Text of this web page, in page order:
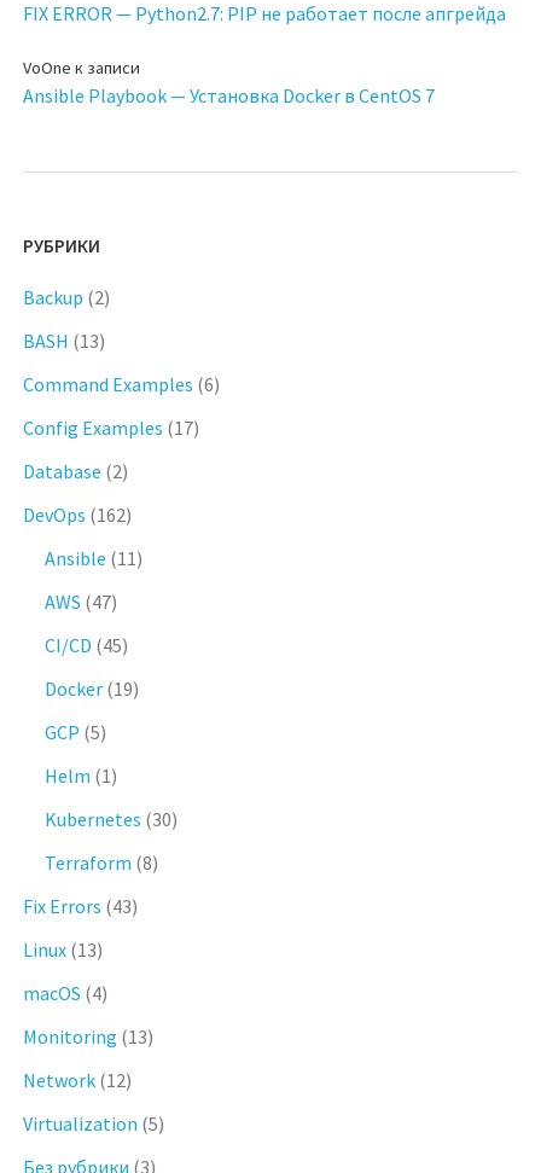
FIX ERROR — Python2.7: PIP не работает после апгрейда
VoOne к записи
Ansible Playbook — Установка Docker в CentOS 7
РУБРИКИ
Backup (2)
BASH (13)
Command Examples (6)
Config Examples (17)
Database (2)
DevOps (162)
Ansible (11)
AWS (47)
CI/CD (45)
Docker (19)
GCP (5)
Helm (1)
Kubernetes (30)
Terraform (8)
Fix Errors (43)
Linux (13)
macOS (4)
Monitoring (13)
Network (12)
Virtualization (5)
Без рубрики (3)